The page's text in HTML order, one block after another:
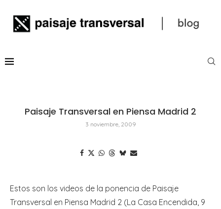
Paisaje Transversal en Piensa Madrid 2
3 noviembre, 2009
Estos son los videos de la ponencia de Paisaje
Transversal en Piensa Madrid 2 (La Casa Encendida, 9